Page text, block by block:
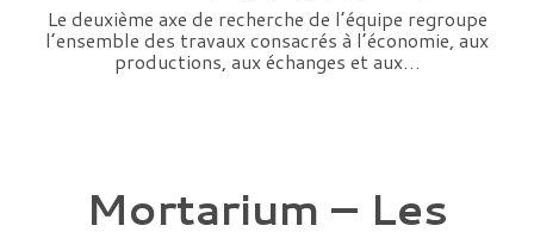
Le deuxième axe de recherche de l’équipe regroupe
l’ensemble des travaux consacrés à l’économie, aux
productions, aux échanges et aux…
Mortarium – Les